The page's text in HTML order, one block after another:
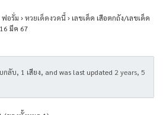
ฟอรั่ม ›หวยเด็ดงวดนี้› เลขเด็ด เสือตกถัง/เลขเด็ด
มีค 67
ลับ, 1 เสียง, and was last updated 2 years, 5